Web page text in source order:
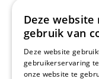
Maandag
Dinsdag
Woensdag
Donderdag
Deze website
gebruik van
Deze website
gebruikerservaring
onze website te